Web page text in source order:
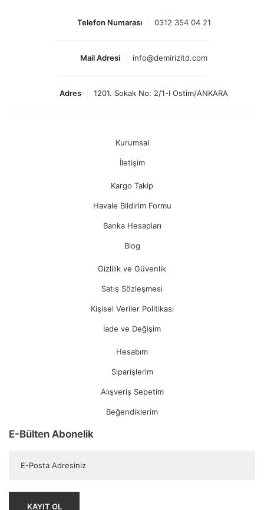
Telefon Numarası 0312 354 04 21
Mail Adresi info@demirizltd.com
Adres 1201. Sokak No: 2/1-I Ostim/ANKARA
Kurumsal
İletişim
Kargo Takip
Havale Bildirim Formu
Banka Hesapları
Blog
Gizlilik ve Güvenlik
Satış Sözleşmesi
Kişisel Veriler Politikası
İade ve Değişim
Hesabım
Siparişlerim
Alışveriş Sepetim
Beğendiklerim
E-Bülten Abonelik
KAYIT OL